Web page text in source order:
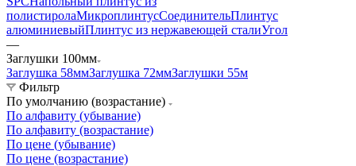
полистиролаМикроплинтусСоединительПлинтус
алюминиевыйПлинтус из нержавеющей сталиУгол
—
Заглушки 100мм
Заглушка 58ммЗаглушка 72ммЗаглушки 55м
Фильтр
По умолчанию (возрастание)
По алфавиту (убывание)
По алфавиту (возрастание)
По цене (убывание)
По цене (возрастание)